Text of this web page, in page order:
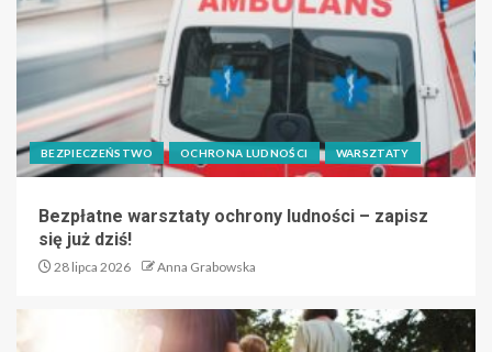
BEZPIECZEŃSTWO OCHRONA LUDNOŚCI WARSZTATY
Bezpłatne warsztaty ochrony ludności – zapisz
się już dziś!
28 lipca 2026 Anna Grabowska